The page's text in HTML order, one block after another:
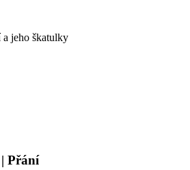
Přání